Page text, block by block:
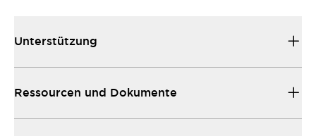
Unterstützung
Ressourcen und Dokumente